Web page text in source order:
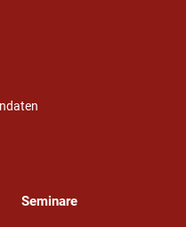
Seminare